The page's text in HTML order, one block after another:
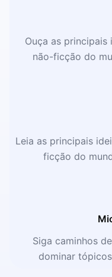
Ouça as
não-ficção do
Leia as principais
ficção do
Siga caminhos
dominar